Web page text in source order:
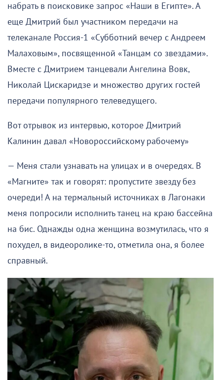
набрать в поисковике запрос «Наши в Египте». А
еще Дмитрий был участником передачи на
телеканале Россия-1 «Субботний вечер с Андреем
Малаховым», посвященной «Танцам со звездами».
Вместе с Дмитрием танцевали Ангелина Вовк,
Николай Цискаридзе и множество других гостей
передачи популярного телеведущего.
Вот отрывок из интервью, которое Дмитрий
Калинин давал «Новороссийскому рабочему»
— Меня стали узнавать на улицах и в очередях. В
«Магните» так и говорят: пропустите звезду без
очереди! А на термальный источниках в Лагонаки
меня попросили исполнить танец на краю бассейна
на бис. Однажды одна женщина возмутилась, что я
похудел, в видеоролике-то, отметила она, я более
справный.